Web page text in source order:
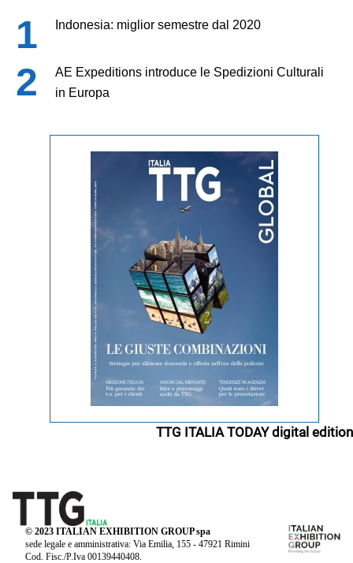
Indonesia: miglior semestre dal 2020
AE Expeditions introduce le Spedizioni Culturali
in Europa
TTG ITALIA TODAY digital edition
© 2023 ITALIAN EXHIBITION GROUP spa
sede legale e amministrativa: Via Emilia, 155 - 47921 Rimini
Cod. Fisc./P.Iva 00139440408.